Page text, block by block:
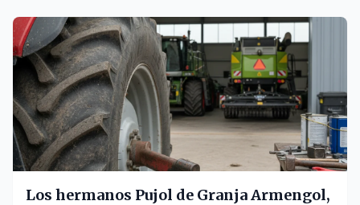
Los hermanos Pujol de Granja Armengol,